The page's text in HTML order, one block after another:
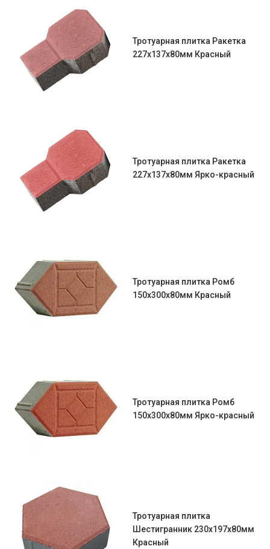
Тротуарная плитка Ракетка
227х137х80мм Красный
Тротуарная плитка Ракетка
227х137х80мм Ярко-красный
Тротуарная плитка Ромб
150х300х80мм Красный
Тротуарная плитка Ромб
150х300х80мм Ярко-красный
Тротуарная плитка
Шестигранник 230х197х80мм
Красный